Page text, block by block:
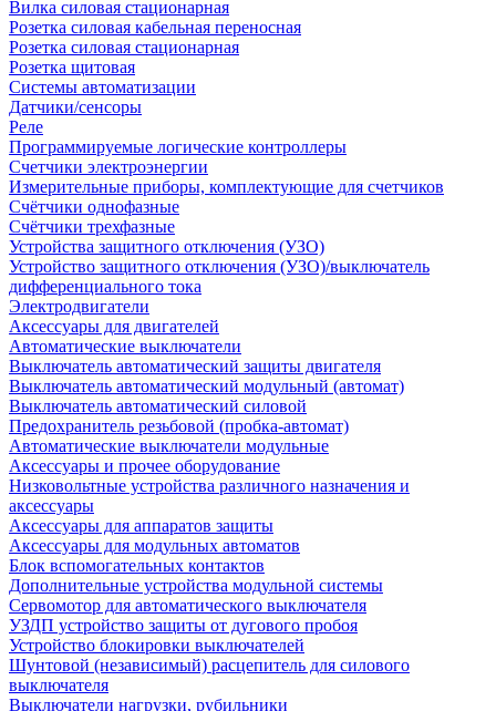
Вилка силовая стационарная
Розетка силовая кабельная переносная
Розетка силовая стационарная
Розетка щитовая
Системы автоматизации
Датчики/сенсоры
Реле
Программируемые логические контроллеры
Счетчики электроэнергии
Измерительные приборы, комплектующие для счетчиков
Счётчики однофазные
Счётчики трехфазные
Устройства защитного отключения (УЗО)
Устройство защитного отключения (УЗО)/выключатель
дифференциального тока
Электродвигатели
Аксессуары для двигателей
Автоматические выключатели
Выключатель автоматический защиты двигателя
Выключатель автоматический модульный (автомат)
Выключатель автоматический силовой
Предохранитель резьбовой (пробка-автомат)
Автоматические выключатели модульные
Аксессуары и прочее оборудование
Низковольтные устройства различного назначения и
аксессуары
Аксессуары для аппаратов защиты
Аксессуары для модульных автоматов
Блок вспомогательных контактов
Дополнительные устройства модульной системы
Сервомотор для автоматического выключателя
УЗДП устройство защиты от дугового пробоя
Устройство блокировки выключателей
Шунтовой (независимый) расцепитель для силового
выключателя
Выключатели нагрузки, рубильники